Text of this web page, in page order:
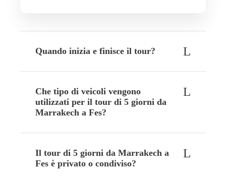
Quando inizia e finisce il tour?
Che tipo di veicoli vengono
utilizzati per il tour di 5 giorni da
Marrakech a Fes?
Il tour di 5 giorni da Marrakech a
Fes è privato o condiviso?